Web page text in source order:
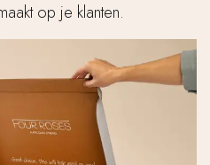
op je klanten.